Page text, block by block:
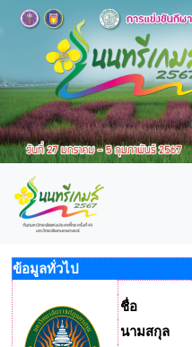
ข้อมูลทั่วไป
ชื่อ
นามสกุล